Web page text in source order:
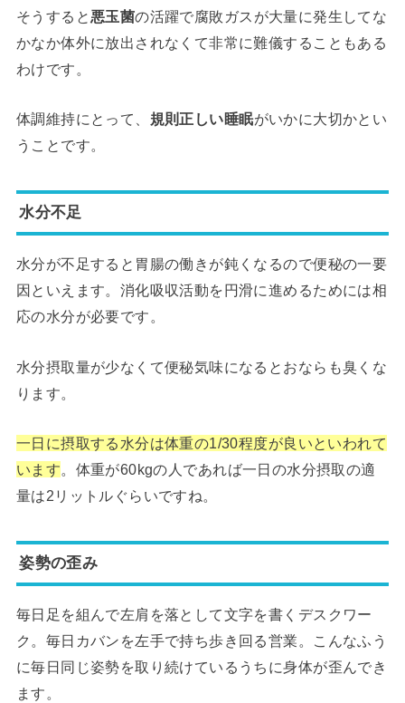
そうすると 悪玉菌の活躍で腐敗ガスが大量に発生してな
かなか体外に放出されなくて非常に難儀することもある
わけです。
体調維持にとって、 規則正しい睡眠がいかに大切かとい
うことです。
水分不足
水分が不足すると胃腸の働きが鈍くなるので便秘の一要
因といえます。消化吸収活動を円滑に進めるためには相
応の水分が必要です。
水分摂取量が少なくて便秘気味になるとおならも臭くな
ります。
一日に摂取する水分は体重の1/30程度が良いといわれて
います。体重が60kgの人であれば一日の水分摂取の適
量は2リットルぐらいですね。
姿勢の歪み
毎日足を組んで左肩を落として文字を書くデスクワー
ク。毎日カバンを左手で持ち歩き回る営業。こんなふう
に毎日同じ姿勢を取り続けているうちに身体が歪んでき
ます。